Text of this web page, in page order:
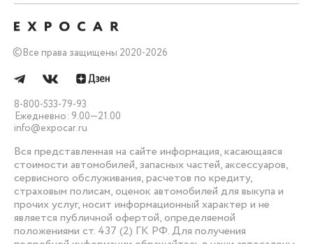
©Все права защищены 2020-2026
8-800-533-79-93
Ежедневно: 9.00—21.00
info@expocar.ru
Вся представленная на сайте информация, касающаяся
стоимости автомобилей, запасных частей, аксессуаров,
сервисного обслуживания, расчетов по кредиту,
страховым полисам, оценок автомобилей для выкупа и
прочих услуг, носит информационный характер и не
является публичной офертой, определяемой
положениями ст. 437 (2) ГК РФ. Для получения